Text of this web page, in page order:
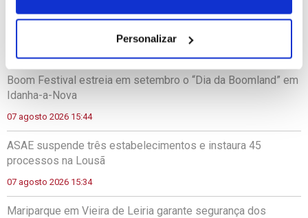
Personalizar
REPORTAGEM: EN 2 cortada há seis meses em Pedrogão
Boom Festival estreia em setembro o “Dia da Boomland” em
Idanha-a-Nova
07 agosto 2026 15:44
ASAE suspende três estabelecimentos e instaura 45
processos na Lousã
07 agosto 2026 15:34
Mariparque em Vieira de Leiria garante segurança dos